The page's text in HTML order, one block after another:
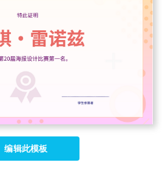
编辑此模板